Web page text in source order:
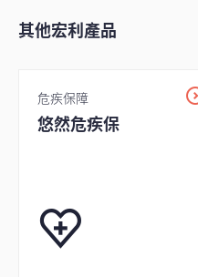
其他宏利產品
危疾保障
悠然危疾保